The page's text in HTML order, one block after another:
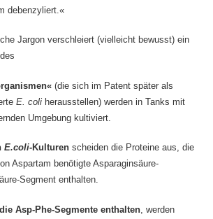
debenzyliert.«
Jargon verschleiert (vielleicht bewusst) ein
(die sich im Patent später als
E. coliherausstellen) werden in Tanks mit
Umgebung kultiviert.
E.coli-Kulturenscheiden die Proteine aus, die
Aspartam benötigte Asparaginsäure-
Segment enthalten.
Asp-Phe-Segmente enthalten, werden